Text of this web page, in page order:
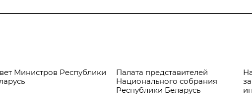
Министров Республики
Палата представителей
Национального собрания
Республики Беларусь